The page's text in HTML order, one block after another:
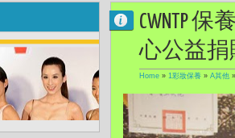
CWNTP
心公益捐
Home » 1彩妝保養 » A其他